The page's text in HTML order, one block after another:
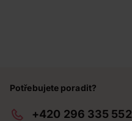
Potřebujete poradit?
+420 296 335 552